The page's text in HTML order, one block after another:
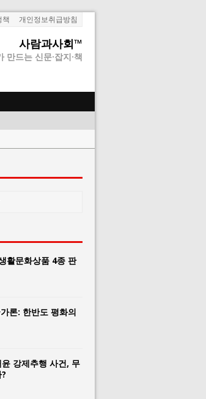
책 개인정보취급방침
사람과사회™
만드는 신문·잡지·책
활문화상품 4종 판
론: 한반도 평화의
강제추행 사건, 무